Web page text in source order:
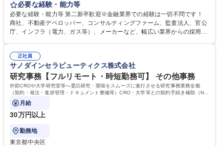
リー業務、地域戦略企画業務など、多様な業務に精通し、複数の専門性を
掛け合わせて広く社会に貢献していく職種です。 入社後は、横断的なロー
テーションを経て適性や専門性に応じたキャリアを形成していただきま
す。総合職として入社いただき、下記いずれかの部門でご活躍いただきま
ート・ナレッジ業務 ※それぞれの業務内容に関しては、別途その他労働条
件備考欄に記載 募集職種 【総合職/ポテンシャル採用(第2新卒)】投融資一
体型のソリューション提案
必要な経験・能力等
必要な経験・能力等 第二新卒歓迎※金融業界での経験は一切不問です！
商社、不動産デベロッパー、コンサルティングファーム、監査法人、官公
庁、インフラ（電力、ガス等）、メーカーなど、幅広い業界からの採用実
く高い志を併せもった人材を求めています。ポテンシャル採用（第2新
卒）では、金融業界での経験や知識を問いません。新たな時代を見据え
て、複雑化する社会課題の解決に向けて先鞭をつける役割を担いたい、と
いう気概をお持ちの方を心待ちにしています。 学歴・資格 学歴：大学院
大学 語学力： 資格：
正社員
サノダインセラピューティクス株式会社
研究事務【フルリモート・時短勤務可】 その他事務
外部CROや大学研究室等へ委託研究・開発をスムーズに進行させる研究事務業務全般
（契約・発注・進捗管理・ドキュメント整備等）CRO・大学等との契約手続き補助（ND
A・委託・共同研究契約等の進行・記録管理）
月給
30万円以上
勤務地
東京都中央区